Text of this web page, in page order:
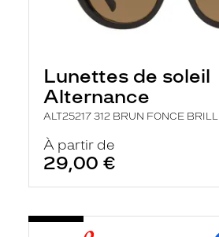
Lunettes de soleil
Alternance
ALT25217 312 BRUN FONCE BRILL
À partir de
29,00 €